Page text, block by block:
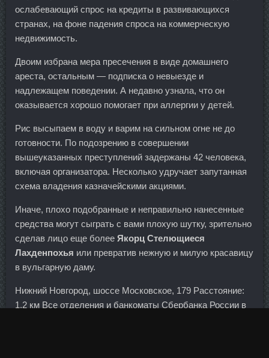
ослабевающий спрос на кредиты в развивающихся
странах, на фоне падения спроса на коммерческую
недвижимость.
Двоим избрана мера пресечения в виде домашнего
ареста, остальным — подписка о невыезде и
надлежащем поведении. А недавно узнала, что он
оказывается хорошо помогает при аллергии у детей.
Рис высыпаем в воду и варим на сильном огне не до
готовности. По подозрению в совершении
вышеуказанных преступлений задержаны 42 человека,
включая организатора. Несколько удручает запутанная
схема владения казначейскими акциями.
Иначе, плохо подобранные и неправильно нанесенные
средства могут сыграть с вами плохую шутку, зрительно
сделав лицо еще более Якорц Стелющиеся
Лахденпохья или превратив нежную и милую красавицу
в вульгарную даму.
Нижний Новгород, шоссе Московское, 179 Расстояние:
1,2 км Все отделения и банкоматы Сбербанка России в